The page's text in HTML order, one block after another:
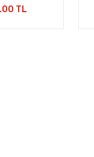
.00 TL